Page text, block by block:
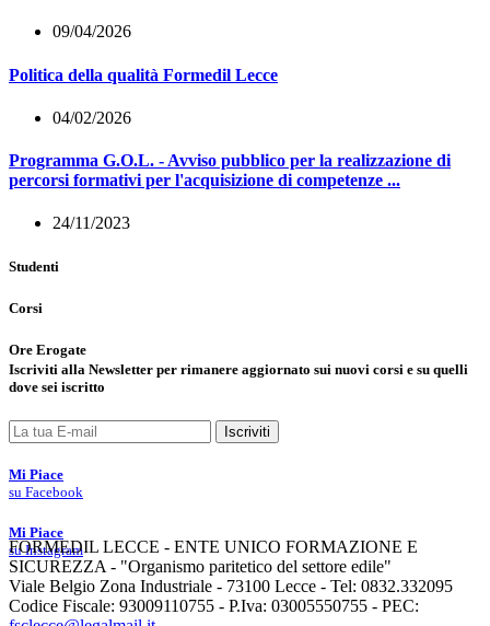
09/04/2026
Politica della qualità Formedil Lecce
04/02/2026
Programma G.O.L. - Avviso pubblico per la realizzazione di
percorsi formativi per l'acquisizione di competenze ...
24/11/2023
Studenti
Corsi
Ore Erogate
Iscriviti alla Newsletter per rimanere aggiornato sui nuovi corsi e su quelli
dove sei iscritto
Iscriviti
Mi Piace
su Facebook
Mi Piace
su Instagram
FORMEDIL LECCE - ENTE UNICO FORMAZIONE E
SICUREZZA - "Organismo paritetico del settore edile"
Viale Belgio Zona Industriale - 73100 Lecce - Tel: 0832.332095
Codice Fiscale: 93009110755 - P.Iva: 03005550755 - PEC: